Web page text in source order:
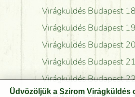
Virágküldés Budapest
Virágküldés Budapest
Virágküldés Budapest
Virágküldés Budapest
Virágküldés Budapest
Üdvözöljük a Szirom Virágküldés